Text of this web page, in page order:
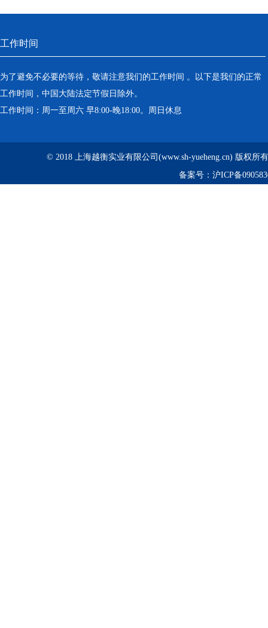
工作时间
为了避免不必要的等待，敬请注意我们的工作时间 。以下是我们的正常
工作时间，中国大陆法定节假日除外。
工作时间：周一至周六 早8:00-晚18:00。周日休息
© 2018 上海越衡实业有限公司(www.sh-yueheng.cn) 版权所
备案号： 沪ICP备